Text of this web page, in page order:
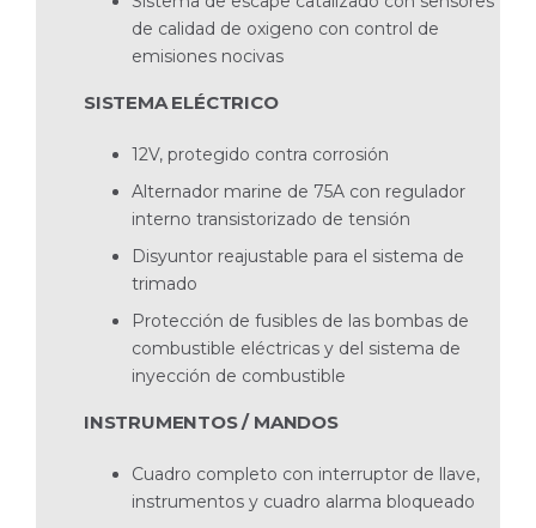
de calidad de oxigeno con control de
emisiones nocivas
SISTEMA ELÉCTRICO
12V, protegido contra corrosión
Alternador marine de 75A con regulador
interno transistorizado de tensión
Disyuntor reajustable para el sistema de
trimado
Protección de fusibles de las bombas de
combustible eléctricas y del sistema de
inyección de combustible
INSTRUMENTOS / MANDOS
Cuadro completo con interruptor de llave,
instrumentos y cuadro alarma bloqueado